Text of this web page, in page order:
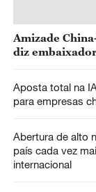
Amizade
diz
Aposta total na
para empresas
Abertura de alto
país cada vez
internacional